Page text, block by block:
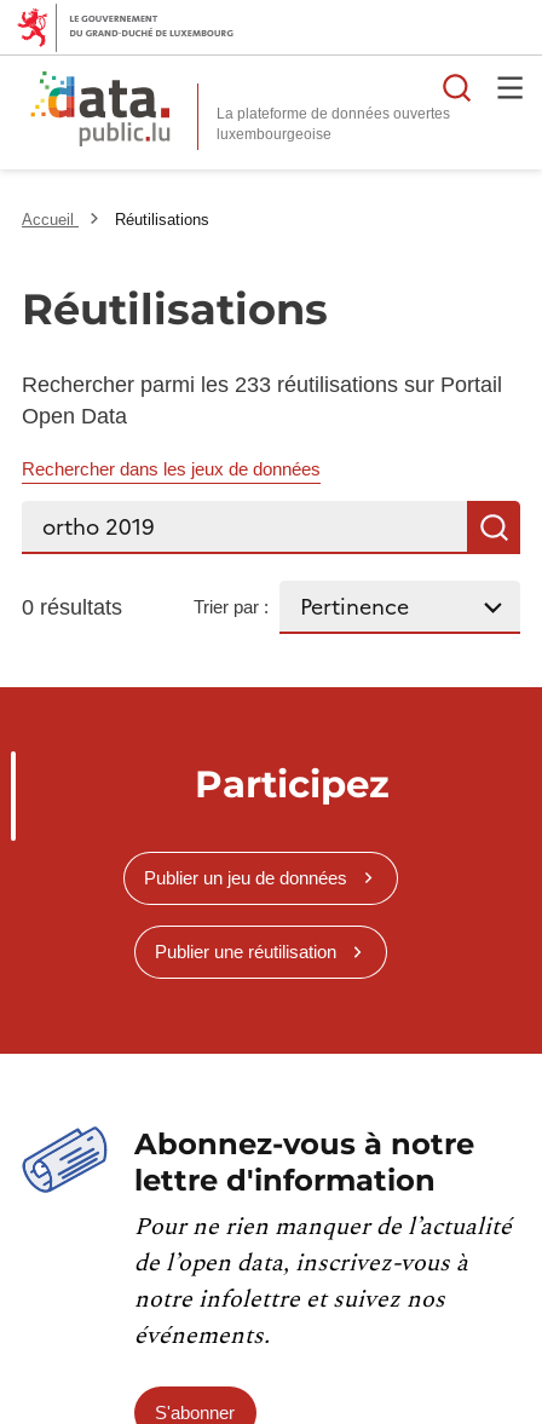
La plateforme de données ouvertes
Accueil Réutilisations
Réutilisations
Rechercher parmi les 233 réutilisations sur Portail
Open Data
Rechercher dans les jeux de données
Rechercher...
0 résultats Trier par :
Participez
Publier un jeu de données
Publier une réutilisation
Abonnez-vous à notre
lettre d'information
Pour ne rien manquer de l’actualité
de l’open data, inscrivez-vous à
notre infolettre et suivez nos
événements.
S'abonner